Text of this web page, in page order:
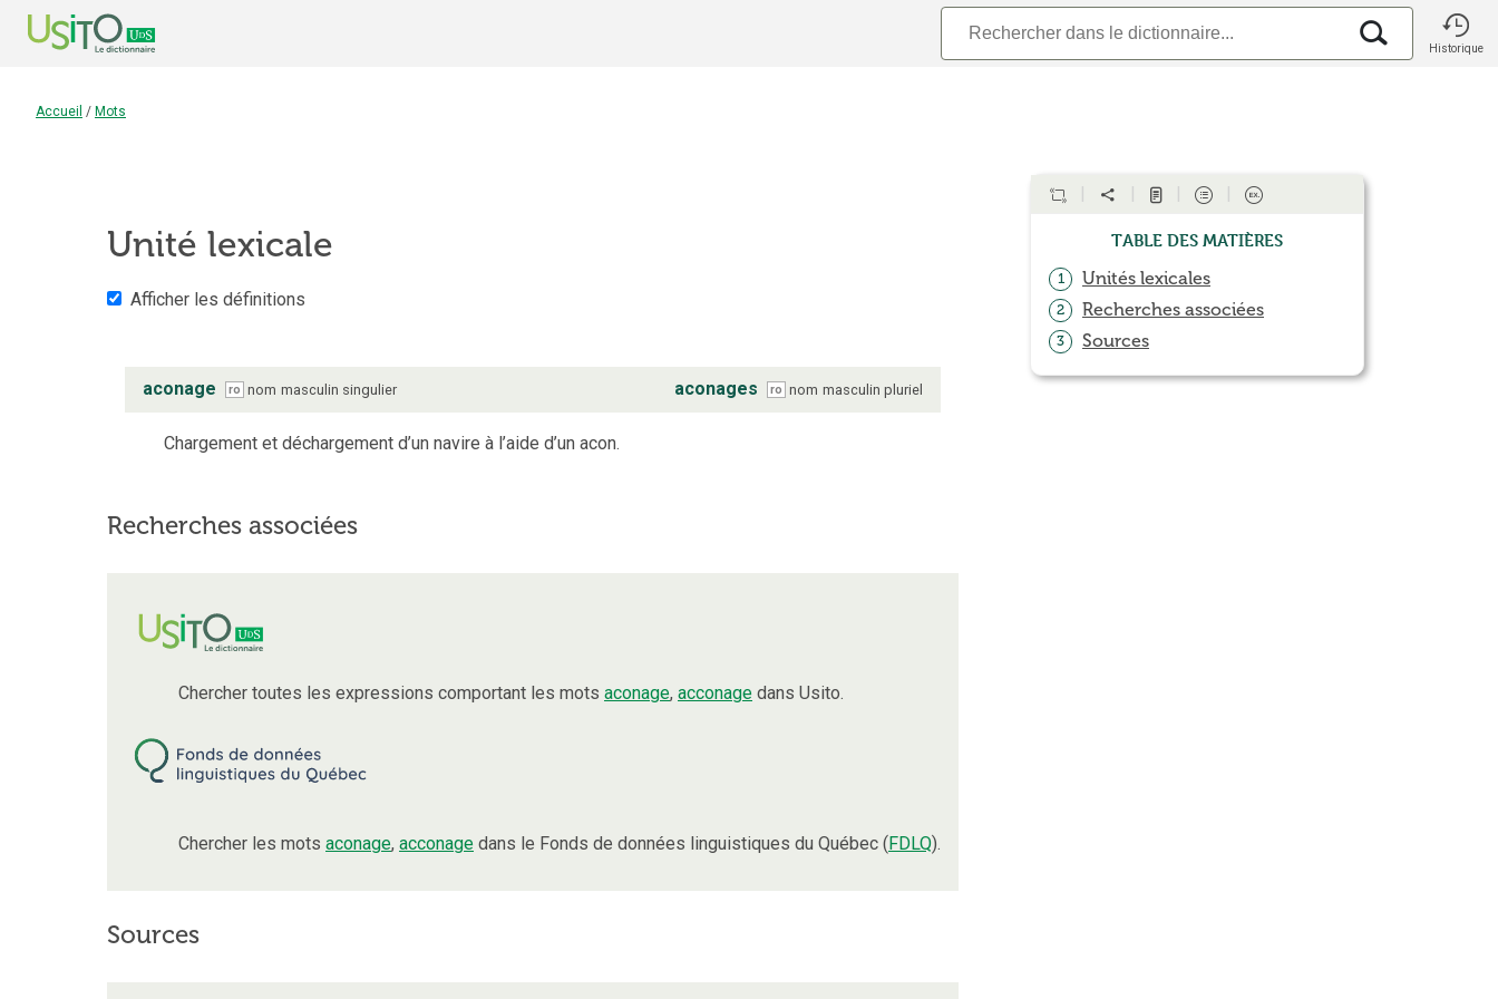
Historique
Accueil / Mots
Unité lexicale
Afficher les définitions
aconage ro nom masculin singulier aconages ro nom masculin pluriel
Chargement et déchargement d’un navire à l’aide d’un acon.
Recherches associées
Chercher toutes les expressions comportant les mots aconage, acconage dans Usito.
Chercher les mots aconage, acconage dans le Fonds de données linguistiques du Québec (FDLQ).
Sources
Table des matières
1 Unités lexicales
2 Recherches associées
3 Sources